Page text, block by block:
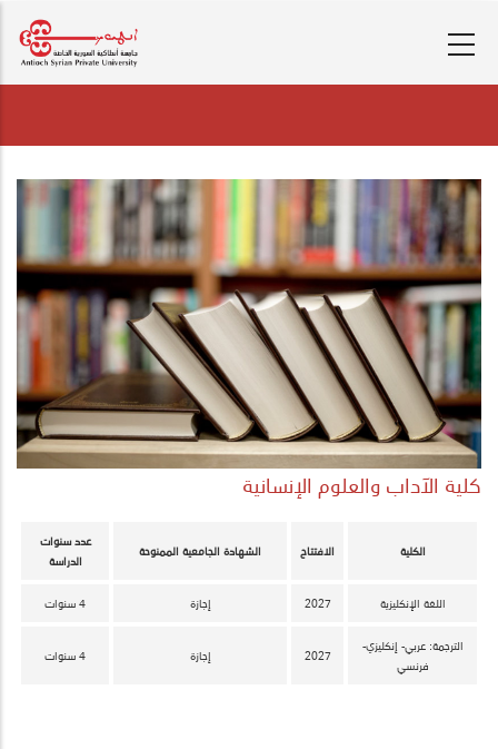
كلية الآداب والعلوم الإنسانية
الكلية الافتتاح الشهادة الجامعية الممنوحة
عدد سنوات
الدراسة
اللغة الإنكليزية
2027 إجازة
4 سنوات
الترجمة: عربي- إنكليزي-
فرنسي
2027 إجازة 4 سنوات